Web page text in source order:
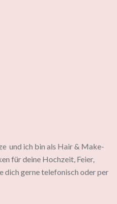
und ich bin als Hair & Make-
für deine Hochzeit, Feier,
gerne telefonisch oder per